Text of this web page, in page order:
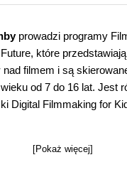
prowadzi programy
które
filmem i są
od 7 do 16 lat. Jest
Digital Filmmaking for
[Pokaż więcej]